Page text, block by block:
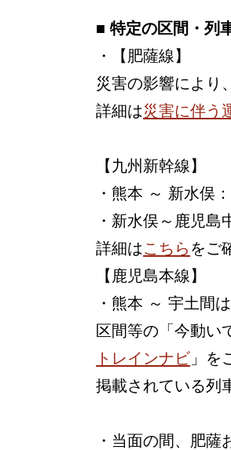
■ 特定の区間・列
・【肥薩線】
災害の影響により
詳細は災害に伴う
【九州新幹線】
・熊本 ～ 新水俣
・新水俣～鹿児
詳細はこちら をご
【鹿児島本線】
・熊本 ～ 宇土間
区間等の「今動い
トレインナビ 」を
掲載されている列
・当面の間、肥